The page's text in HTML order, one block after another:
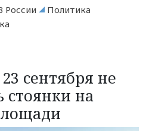
России
Политика
сентября не
стоянки на